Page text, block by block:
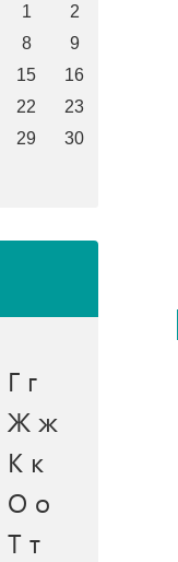
1
2
8
9
15
16
22
23
29
30
Г г
Ж ж
К к
О о
Т т